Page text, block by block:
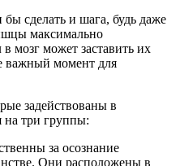
сделать и шага, будь даже
максимально
мозг может заставить их
важный момент для
задействованы в
на три группы:
за осознание
Они расположены в